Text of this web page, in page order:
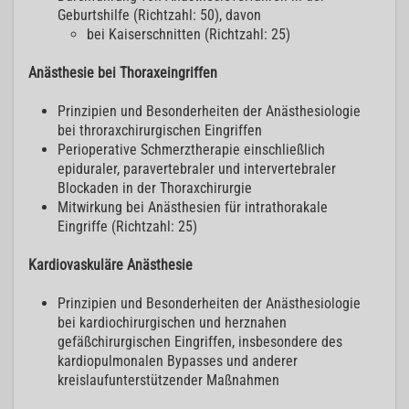
Geburtshilfe (Richtzahl: 50), davon
bei Kaiserschnitten (Richtzahl: 25)
Anästhesie bei Thoraxeingriffen
Prinzipien und Besonderheiten der Anästhesiologie
bei throraxchirurgischen Eingriffen
Perioperative Schmerztherapie einschließlich
epiduraler, paravertebraler und intervertebraler
Blockaden in der Thoraxchirurgie
Mitwirkung bei Anästhesien für intrathorakale
Eingriffe (Richtzahl: 25)
Kardiovaskuläre Anästhesie
Prinzipien und Besonderheiten der Anästhesiologie
bei kardiochirurgischen und herznahen
gefäßchirurgischen Eingriffen, insbesondere des
kardiopulmonalen Bypasses und anderer
kreislaufunterstützender Maßnahmen